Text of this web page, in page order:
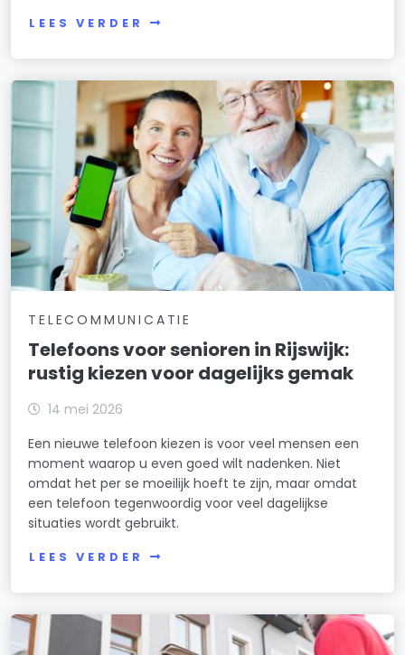
LEES VERDER
TELECOMMUNICATIE
Telefoons voor senioren in Rijswijk:
rustig kiezen voor dagelijks gemak
14 mei 2026
Een nieuwe telefoon kiezen is voor veel mensen een
moment waarop u even goed wilt nadenken. Niet
omdat het per se moeilijk hoeft te zijn, maar omdat
een telefoon tegenwoordig voor veel dagelijkse
situaties wordt gebruikt.
LEES VERDER